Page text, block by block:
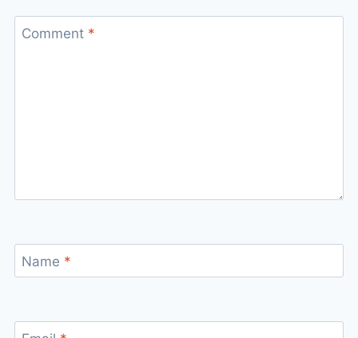
Comment *
Name *